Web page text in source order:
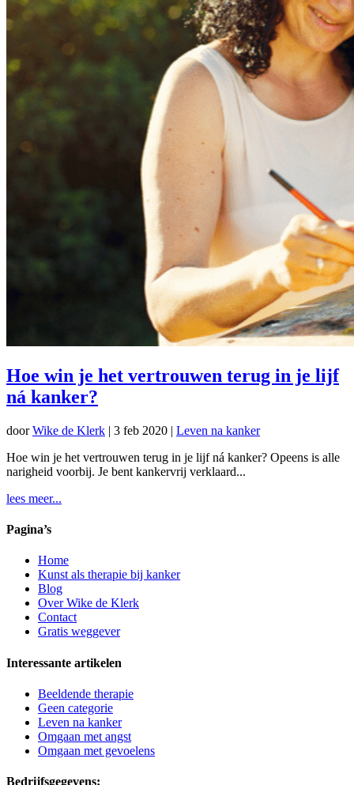
Hoe win je het vertrouwen terug in je lijf
ná kanker?
doorWike de Klerk | 3 feb 2020 | Leven na kanker
Hoe win je het vertrouwen terug in je lijf ná kanker? Opeens is alle
narigheid voorbij. Je bent kankervrij verklaard...
lees meer...
Pagina’s
Home
Kunst als therapie bij kanker
Blog
Over Wike de Klerk
Contact
Gratis weggever
Interessante artikelen
Beeldende therapie
Geen categorie
Leven na kanker
Omgaan met angst
Omgaan met gevoelens
Bedrijfsgegevens: